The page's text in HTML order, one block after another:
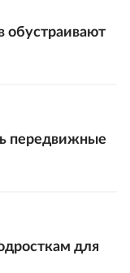
обустраивают
передвижные
для